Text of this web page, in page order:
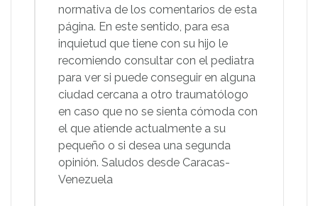
normativa de los comentarios de esta
página. En este sentido, para esa
inquietud que tiene con su hijo le
recomiendo consultar con el pediatra
para ver si puede conseguir en alguna
ciudad cercana a otro traumatólogo
en caso que no se sienta cómoda con
el que atiende actualmente a su
pequeño o si desea una segunda
opinión. Saludos desde Caracas-
Venezuela